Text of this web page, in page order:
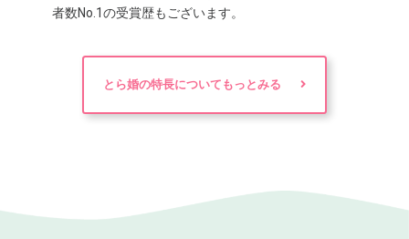
者数No.1の受賞歴もございます。
とら婚の特長についてもっとみる